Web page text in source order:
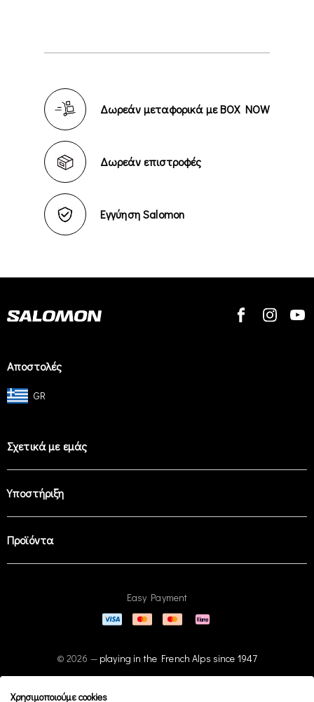
Δωρεάν μεταφορικά με BOX NOW
Δωρεάν επιστροφές
Εγγύηση Salomon
Αποστολές
GR
Σχετικά με εμάς
Υποστήριξη
Προϊόντα
Easy Payment
© 2026 — playing in the French Alps since 1947
Χρησιμοποιούμε cookies